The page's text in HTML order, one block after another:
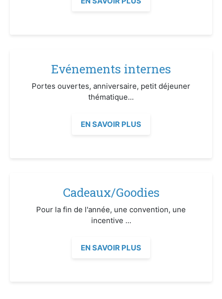
Evénements internes
Portes ouvertes, anniversaire, petit déjeuner
thématique...
EN SAVOIR PLUS
Cadeaux/Goodies
Pour la fin de l'année, une convention, une
incentive ...
EN SAVOIR PLUS